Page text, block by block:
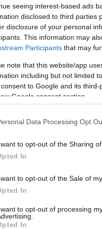
seeing interest-based ads
disclosed to third parties
disclosure of your personal
This information may
Participants that may
note that this website/app
including but not limited
to Google and its
Google consent section.
Data Processing Opt
to opt-out of the Sharing
In
to opt-out of the Sale of
In
to opt-out of processing
In